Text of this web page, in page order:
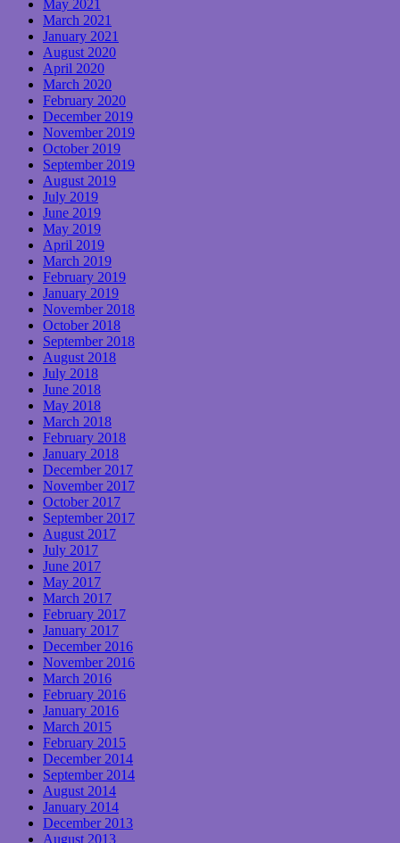
May 2021
March 2021
January 2021
August 2020
April 2020
March 2020
February 2020
December 2019
November 2019
October 2019
September 2019
August 2019
July 2019
June 2019
May 2019
April 2019
March 2019
February 2019
January 2019
November 2018
October 2018
September 2018
August 2018
July 2018
June 2018
May 2018
March 2018
February 2018
January 2018
December 2017
November 2017
October 2017
September 2017
August 2017
July 2017
June 2017
May 2017
March 2017
February 2017
January 2017
December 2016
November 2016
March 2016
February 2016
January 2016
March 2015
February 2015
December 2014
September 2014
August 2014
January 2014
December 2013
August 2013